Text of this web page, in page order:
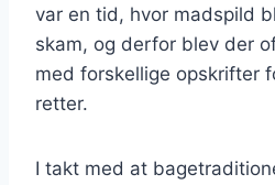
var en tid, hvor madspild
skam, og derfor blev der
med forskellige opskrifter
retter.
I takt med at